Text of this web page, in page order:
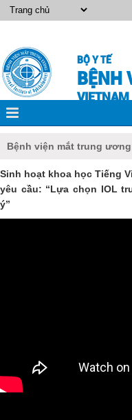
BỘ Y TẾ
BỆNH
VIETNAM
Bệnh viện mắt trung ương
Sinh hoạt khoa học Tiếng
yêu cầu: “Lựa chọn IOL
ý”